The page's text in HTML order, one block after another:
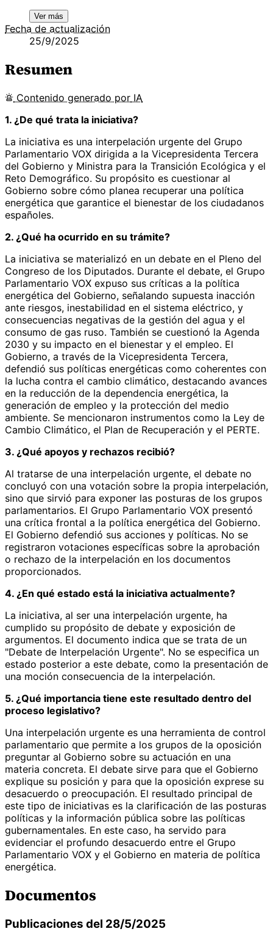
Ver más
Fecha de actualización
25/9/2025
Resumen
Contenido generado por IA
1. ¿De qué trata la iniciativa?
La iniciativa es una interpelación urgente del Grupo
Parlamentario VOX dirigida a la Vicepresidenta Tercera
del Gobierno y Ministra para la Transición Ecológica y el
Reto Demográfico. Su propósito es cuestionar al
Gobierno sobre cómo planea recuperar una política
energética que garantice el bienestar de los ciudadanos
españoles.
2. ¿Qué ha ocurrido en su trámite?
La iniciativa se materializó en un debate en el Pleno del
Congreso de los Diputados. Durante el debate, el Grupo
Parlamentario VOX expuso sus críticas a la política
energética del Gobierno, señalando supuesta inacción
ante riesgos, inestabilidad en el sistema eléctrico, y
consecuencias negativas de la gestión del agua y el
consumo de gas ruso. También se cuestionó la Agenda
2030 y su impacto en el bienestar y el empleo. El
Gobierno, a través de la Vicepresidenta Tercera,
defendió sus políticas energéticas como coherentes con
la lucha contra el cambio climático, destacando avances
en la reducción de la dependencia energética, la
generación de empleo y la protección del medio
ambiente. Se mencionaron instrumentos como la Ley de
Cambio Climático, el Plan de Recuperación y el PERTE.
3. ¿Qué apoyos y rechazos recibió?
Al tratarse de una interpelación urgente, el debate no
concluyó con una votación sobre la propia interpelación,
sino que sirvió para exponer las posturas de los grupos
parlamentarios. El Grupo Parlamentario VOX presentó
una crítica frontal a la política energética del Gobierno.
El Gobierno defendió sus acciones y políticas. No se
registraron votaciones específicas sobre la aprobación
o rechazo de la interpelación en los documentos
proporcionados.
4. ¿En qué estado está la iniciativa actualmente?
La iniciativa, al ser una interpelación urgente, ha
cumplido su propósito de debate y exposición de
argumentos. El documento indica que se trata de un
"Debate de Interpelación Urgente". No se especifica un
estado posterior a este debate, como la presentación de
una moción consecuencia de la interpelación.
5. ¿Qué importancia tiene este resultado dentro del
proceso legislativo?
Una interpelación urgente es una herramienta de control
parlamentario que permite a los grupos de la oposición
preguntar al Gobierno sobre su actuación en una
materia concreta. El debate sirve para que el Gobierno
explique su posición y para que la oposición exprese su
desacuerdo o preocupación. El resultado principal de
este tipo de iniciativas es la clarificación de las posturas
políticas y la información pública sobre las políticas
gubernamentales. En este caso, ha servido para
evidenciar el profundo desacuerdo entre el Grupo
Parlamentario VOX y el Gobierno en materia de política
energética.
Documentos
Publicaciones del 28/5/2025